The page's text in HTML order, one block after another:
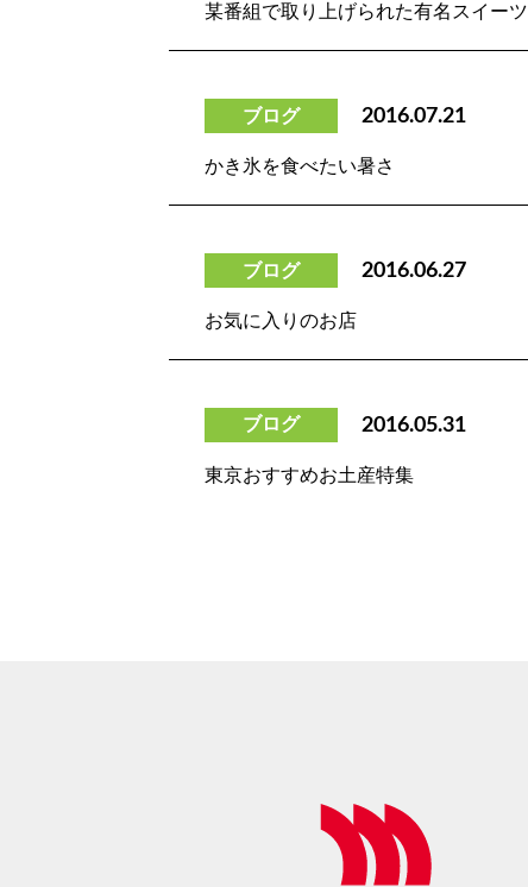
某番組で取り上げられた有名スイーツ
ブログ 2016.07.21
かき氷を食べたい暑さ
ブログ 2016.06.27
お気に入りのお店
ブログ 2016.05.31
東京おすすめお土産特集